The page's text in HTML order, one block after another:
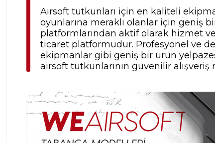
Airsoft tutkunları için en kaliteli
oyunlarına meraklı olanlar için geniş
platformlarından aktif olarak hizmet
ticaret platformudur. Profesyonel ve
ekipmanlar gibi geniş bir ürün
airsoft tutkunlarının güvenilir alışveriş